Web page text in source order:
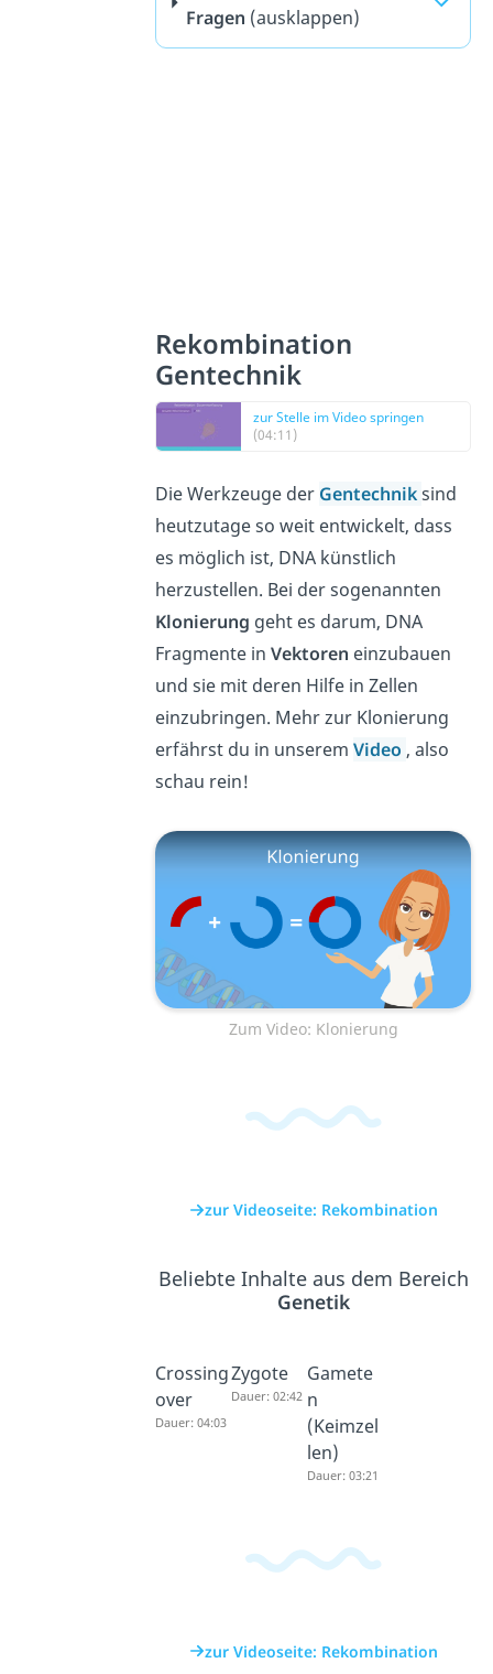
Fragen (ausklappen)
Rekombination
Gentechnik
zur Stelle im Video springen
(04:11)
Die Werkzeuge der Gentechniksind
heutzutage so weit entwickelt, dass
es möglich ist, DNA künstlich
herzustellen. Bei der sogenannten
Klonierung geht es darum, DNA
Fragmente inVektoren einzubauen
und sie mit deren Hilfe in Zellen
einzubringen. Mehr zur Klonierung
erfährst du in unseremVideo , also
schau rein!
Zum Video: Klonierung
zur Videoseite: Rekombination
Beliebte Inhalte aus dem Bereich
Genetik
Crossing
over
Dauer: 04:03
Zygote
Dauer: 02:42
Gamete
n
(Keimzel
len)
Dauer: 03:21
zur Videoseite: Rekombination